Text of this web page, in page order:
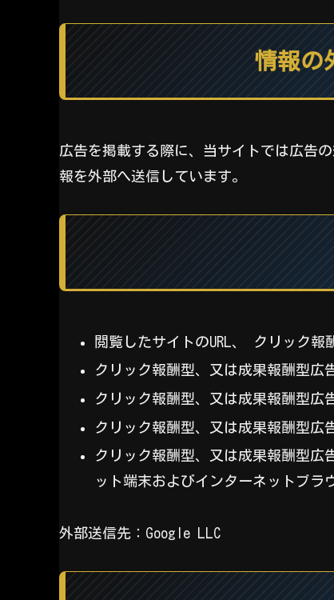
情報の
広告を掲載する際に、当サイトでは広告
報を外部へ送信しています。
閲覧したサイトのURL、 クリック
クリック報酬型、又は成果報酬型広
クリック報酬型、又は成果報酬型広
クリック報酬型、又は成果報酬型広
クリック報酬型、又は成果報酬型広
ット端末およびインターネットブラ
外部送信先：Google LLC